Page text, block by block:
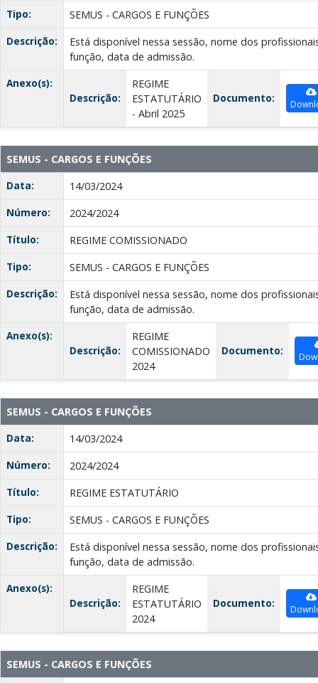
Tipo:
SEMUS - CARGOS E FUNÇÕES
Descrição:
Está disponível nessa sessão, nome dos
função, data de admissão.
Anexo(s):
Descrição:
REGIME
ESTATUTÁRIO
- Abril 2025
Documento:
SEMUS - CARGOS E FUNÇÕES
Data:
14/03/2024
Número:
2024/2024
Título:
REGIME COMISSIONADO
Tipo:
SEMUS - CARGOS E FUNÇÕES
Descrição:
Está disponível nessa sessão, nome dos
função, data de admissão.
Anexo(s):
Descrição:
REGIME
COMISSIONADO
2024
Documento:
SEMUS - CARGOS E FUNÇÕES
Data:
14/03/2024
Número:
2024/2024
Título:
REGIME ESTATUTÁRIO
Tipo:
SEMUS - CARGOS E FUNÇÕES
Descrição:
Está disponível nessa sessão, nome dos
função, data de admissão.
Anexo(s):
Descrição:
REGIME
ESTATUTÁRIO
2024
Documento:
SEMUS - CARGOS E FUNÇÕES